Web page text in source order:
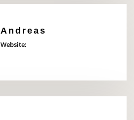
Andreas
Website: